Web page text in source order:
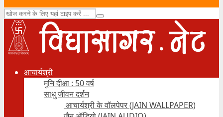
आचार्यश्री
मुनि दीक्षा : 50 वर्ष
साधु जीवन दर्शन
आचार्यश्री के वॉलपेपर (JAIN WALLPAPER)